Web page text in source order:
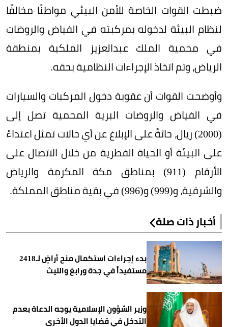
ضبطت القوات الخاصة للأمن البيئي مواطنًا مخالفًا
لنظام البيئة لدخوله بمركبته في الفياض والروضات
في محمية الملك عبدالعزيز الملكية بمنطقة
الرياض، وتم اتخاذ الإجراءات النظامية بحقه.
وأوضحت القوات أن عقوبة دخول المركبات والسيارات
في الفياض والروضات البرية المحمية تصل إلى
(2000) ريال، حاثةً على الإبلاغ عن أي حالات تمثل اعتداءً
على البيئة أو الحياة الفطرية من خلال الاتصال على
الأرقام (911) بمناطق مكة المكرمة والرياض
والشرقية، و(999) و(996) في بقية مناطق المملكة.
أخبار ذات صلة
بدء إجراءات استكمال منح أراضٍ لـ2418
مستفيداً في جدة ورابغ والليث
وزير الشؤون الإسلامية يوجه الدعاة بعدم
التدخل في قضايا الدول الأخرى